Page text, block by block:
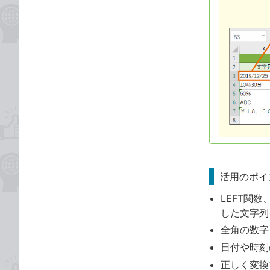
活用のポ
LEFT関数
した文字
全角の数
日付や時
正しく変